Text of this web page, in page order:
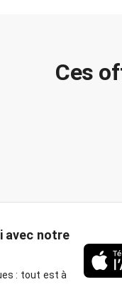
Ces
avec notre
: tout est à